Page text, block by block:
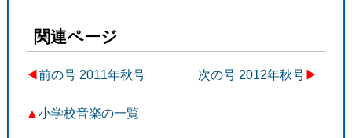
関連ページ
◀︎前の号 2011年秋号 次の号 2012年秋号▶
▲ 小学校音楽の一覧